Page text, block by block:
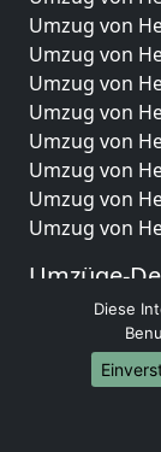
Umzug von
Umzug von
Umzug von
Umzug von
Umzug von
Umzug von
Umzug von
Umzug von
Umzüge-
Umzug von
Umzug von
Umzug von
Umzug von
Umzug von
Diese